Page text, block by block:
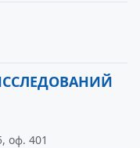
оф. 401